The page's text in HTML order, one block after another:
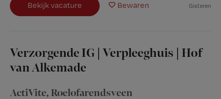
Bekijk vacature Bewaren Gisteren
Verzorgende IG | Verpleeghuis | Hof
van Alkemade
ActiVite, Roelofarendsveen